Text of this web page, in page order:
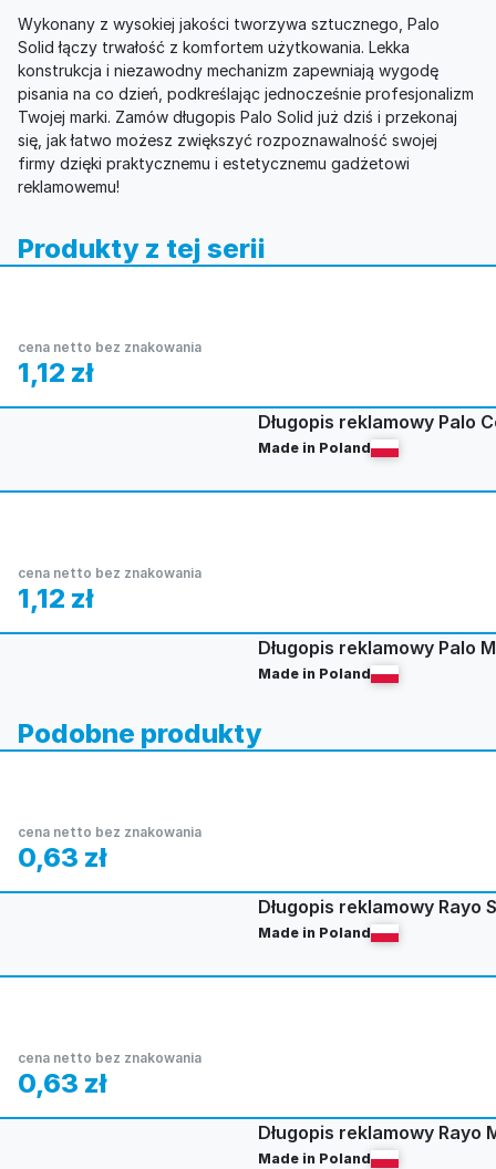
Wykonany z wysokiej jakości tworzywa sztucznego, Palo
Solid łączy trwałość z komfortem użytkowania. Lekka
konstrukcja i niezawodny mechanizm zapewniają wygodę
pisania na co dzień, podkreślając jednocześnie profesjonalizm
Twojej marki. Zamów długopis Palo Solid już dziś i przekonaj
się, jak łatwo możesz zwiększyć rozpoznawalność swojej
firmy dzięki praktycznemu i estetycznemu gadżetowi
reklamowemu!
Produkty z tej serii
cena netto bez znakowania
1,12 zł
Długopis reklamowy Palo
Made in Poland
cena netto bez znakowania
1,12 zł
Długopis reklamowy Palo
Made in Poland
Podobne produkty
cena netto bez znakowania
0,63 zł
Długopis reklamowy Rayo
Made in Poland
cena netto bez znakowania
0,63 zł
Długopis reklamowy Rayo
Made in Poland